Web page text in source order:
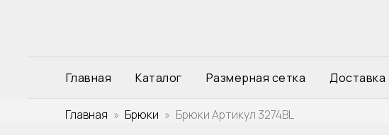
Главная Каталог Размерная сетка Доставка
Главная Брюки Брюки Артикул 3274BL